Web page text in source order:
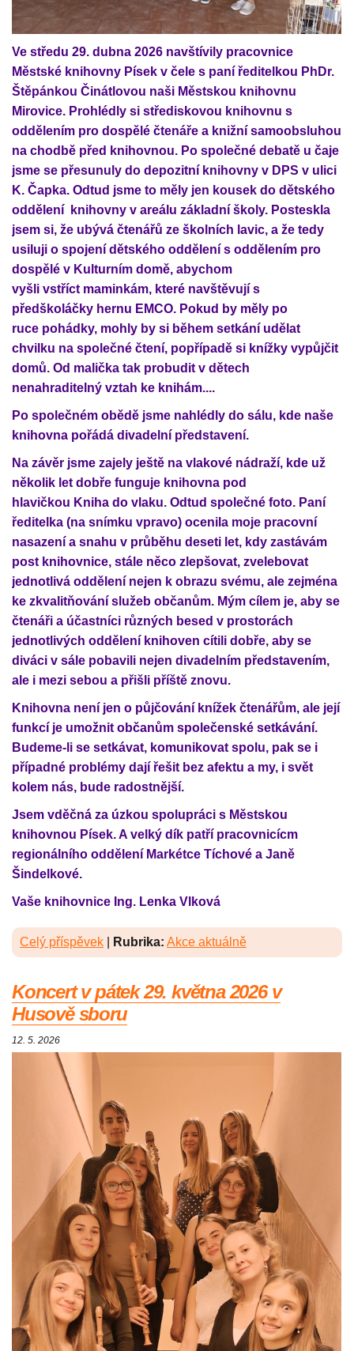
Ve středu 29. dubna 2026 navštívily pracovnice
Městské knihovny Písek v čele s paní ředitelkou PhDr.
Štěpánkou Činátlovou naši Městskou knihovnu
Mirovice. Prohlédly si střediskovou knihovnu s
oddělením pro dospělé čtenáře a knižní samoobsluhou
na chodbě před knihovnou. Po společné debatě u čaje
jsme se přesunuly do depozitní knihovny v DPS v ulici
K. Čapka. Odtud jsme to měly jen kousek do dětského
oddělení knihovny v areálu základní školy. Posteskla
jsem si, že ubývá čtenářů ze školních lavic, a že tedy
usiluji o spojení dětského oddělení s oddělením pro
dospělé v Kulturním domě, abychom
vyšli vstříct maminkám, které navštěvují s
předškoláčky hernu EMCO. Pokud by měly po
ruce pohádky, mohly by si během setkání udělat
chvilku na společné čtení, popřípadě si knížky vypůjčit
domů. Od malička tak probudit v dětech
nenahraditelný vztah ke knihám....
Po společném obědě jsme nahlédly do sálu, kde naše
knihovna pořádá divadelní představení.
Na závěr jsme zajely ještě na vlakové nádraží, kde už
několik let dobře funguje knihovna pod
hlavičkou Kniha do vlaku. Odtud společné foto. Paní
ředitelka (na snímku vpravo) ocenila moje pracovní
nasazení a snahu v průběhu deseti let, kdy zastávám
post knihovnice, stále něco zlepšovat, zvelebovat
jednotlivá oddělení nejen k obrazu svému, ale zejména
ke zkvalitňování služeb občanům. Mým cílem je, aby se
čtenáři a účastníci různých besed v prostorách
jednotlivých oddělení knihoven cítili dobře, aby se
diváci v sále pobavili nejen divadelním představením,
ale i mezi sebou a přišli příště znovu.
Knihovna není jen o půjčování knížek čtenářům, ale její
funkcí je umožnit občanům společenské setkávání.
Budeme-li se setkávat, komunikovat spolu, pak se i
případné problémy dají řešit bez afektu a my, i svět
kolem nás, bude radostnější.
Jsem vděčná za úzkou spolupráci s Městskou
knihovnou Písek. A velký dík patří pracovnicícm
regionálního oddělení Markétce Tíchové a Janě
Šindelkové.
Vaše knihovnice Ing. Lenka Vlková
Celý příspěvek Rubrika: Akce aktuálně
Koncert v pátek 29. května 2026 v
Husově sboru
12. 5. 2026